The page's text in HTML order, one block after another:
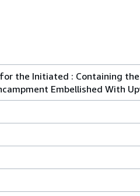
the Initiated : Containing
Embellished With